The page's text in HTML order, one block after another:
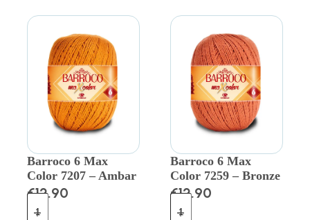
Barroco 6 Max
Color 7207 – Ambar
€12.90
Barroco 6 Max
Color 7259 – Bronze
€12.90